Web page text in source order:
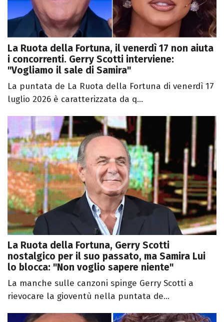
La Ruota della Fortuna, il venerdì 17 non aiuta
i concorrenti. Gerry Scotti interviene:
"Vogliamo il sale di Samira"
La puntata de La Ruota della Fortuna di venerdì 17
luglio 2026 è caratterizzata da q...
La Ruota della Fortuna, Gerry Scotti
nostalgico per il suo passato, ma Samira Lui
lo blocca: "Non voglio sapere niente"
La manche sulle canzoni spinge Gerry Scotti a
rievocare la gioventù nella puntata de...